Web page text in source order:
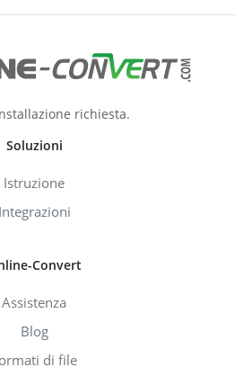
richiesta.
Soluzioni
Istruzione
Integrazioni
Convert
Assistenza
Blog
di file